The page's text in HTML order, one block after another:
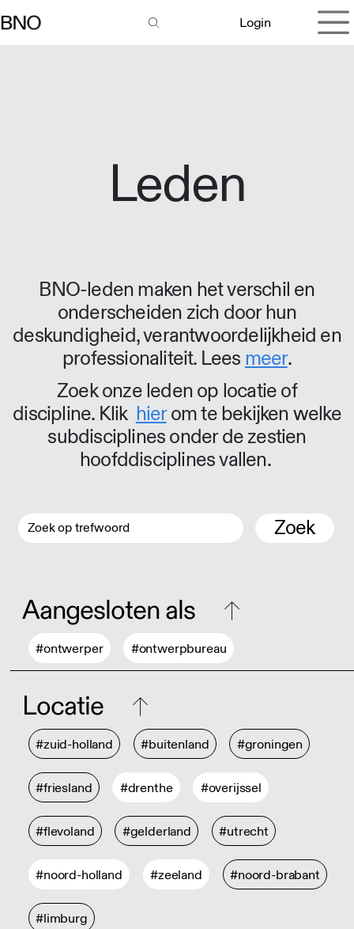
Login
Leden
BNO-leden maken het verschil en
onderscheiden zich door hun
deskundigheid, verantwoordelijkheid en
professionaliteit. Lees meer.
Zoek onze leden op locatie of
discipline. Klik hierom te bekijken welke
subdisciplines onder de zestien
hoofddisciplines vallen.
Zoek
Aangesloten als
#ontwerper #ontwerpbureau
Locatie
#zuid-holland #buitenland #groningen
#friesland #drenthe #overijssel
#flevoland #gelderland #utrecht
#noord-holland #zeeland #noord-brabant
#limburg